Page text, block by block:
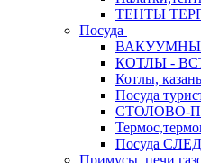
ТЕНТЫ
Посуда
КОТЛЫ -
Котлы,
Посуда
СТОЛОВО-
Посуда
Примусы, печи